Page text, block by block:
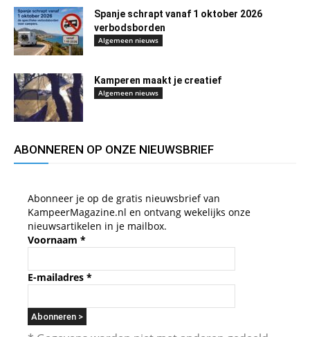
Spanje schrapt vanaf 1 oktober 2026
verbodsborden
Algemeen nieuws
Kamperen maakt je creatief
Algemeen nieuws
ABONNEREN OP ONZE NIEUWSBRIEF
Abonneer je op de gratis nieuwsbrief van
KampeerMagazine.nl en ontvang wekelijks onze
nieuwsartikelen in je mailbox.
Voornaam *
E-mailadres *